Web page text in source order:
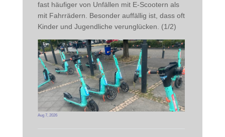
fast häufiger von Unfällen mit E-Scootern als
mit Fahrrädern. Besonder auffällig ist, dass oft
Kinder und Jugendliche verunglücken. (1/2)
Aug 7, 2026